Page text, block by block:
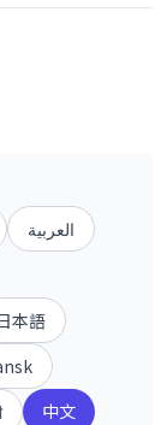
العربية
本語
中文